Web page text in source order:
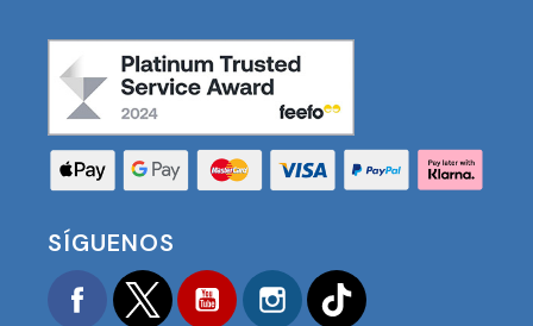
SÍGUENOS
FacebookTwitter YouTubeInstagram